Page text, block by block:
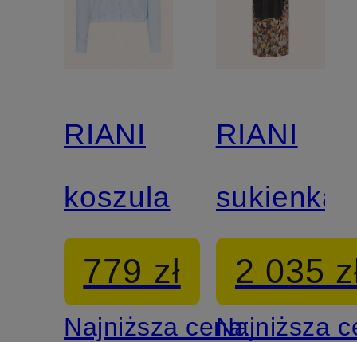
RIANI
koszula
779 zł
Najniższa cena:
RIANI
sukienka
2 035
Najniższa